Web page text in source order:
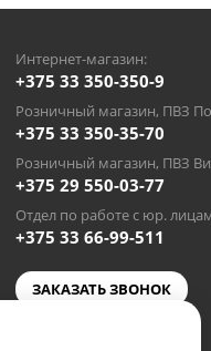
Интернет-магазин:
+375 33 350-350-9
Розничный магазин, ПВЗ
+375 33 350-35-70
Розничный магазин, ПВЗ
+375 29 550-03-77
Отдел по работе с юр.
+375 33 66-99-511
ЗАКАЗАТЬ ЗВОНОК